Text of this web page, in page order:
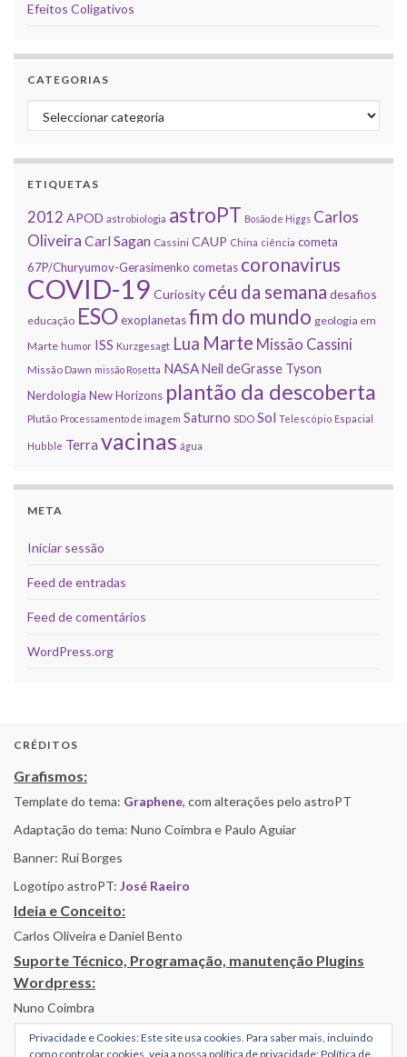
Efeitos Coligativos
CATEGORIAS
Categorias
ETIQUETAS
2012 APOD astrobiologia astroPT Bosão de Higgs Carlos
Oliveira Carl Sagan Cassini CAUP China ciência cometa
67P/Churyumov-Gerasimenko cometas coronavirus
COVID-19 Curiosity céu da semana desafios
educação ESOexoplanetasfim do mundo geologia em
Marte humor ISS Kurzgesagt Lua Marte Missão Cassini
Missão Dawn missão Rosetta NASANeil deGrasse Tyson
Nerdologia New Horizons plantão da descoberta
Plutão Processamento de imagem Saturno SDO Sol Telescópio Espacial
Hubble Terra vacinas água
META
Iniciar sessão
Feed de entradas
Feed de comentários
WordPress.org
CRÉDITOS
Grafismos:
Template do tema: Graphene, com alterações pelo astroPT
Adaptação do tema: Nuno Coimbra e Paulo Aguiar
Banner: Rui Borges
Logotipo astroPT: José Raeiro
Ideia e Conceito:
Carlos Oliveira e Daniel Bento
Suporte Técnico, Programação, manutenção Plugins
Wordpress:
Nuno Coimbra
Privacidade e Cookies: Este site usa cookies. Para saber mais, incluindo
como controlar cookies, veja a nossa política de privacidade:Política de